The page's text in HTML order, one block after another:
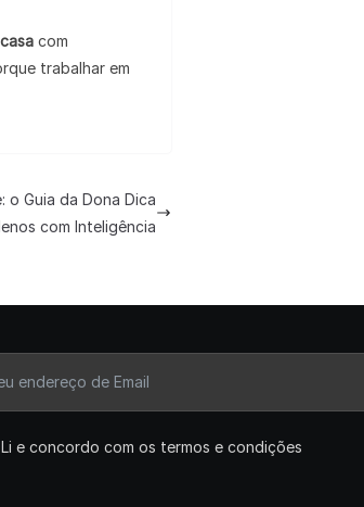
com
trabalhar em
o Guia da Dona Dica
com Inteligência
Li e concordo com os termos e condições